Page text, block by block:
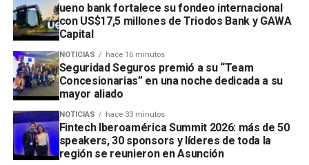
ueno bank fortalece su fondeo internacional
con US$17,5 millones de Triodos Bank y GAWA
Capital
NOTICIAS hace 16 minutos
Seguridad Seguros premió a su “Team
Concesionarias” en una noche dedicada a su
mayor aliado
NOTICIAS hace 33 minutos
Fintech Iberoamérica Summit 2026: más de 50
speakers, 30 sponsors y líderes de toda la
región se reunieron en Asunción